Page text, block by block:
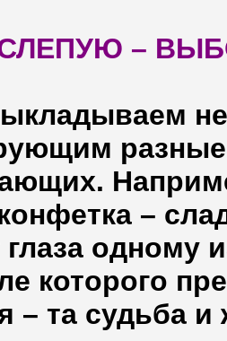
–
–
одному
которого
– та судьба